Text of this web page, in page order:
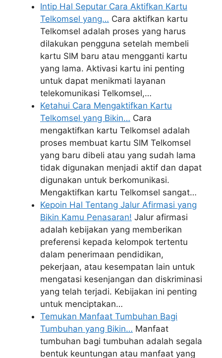
Intip Hal Seputar Cara Aktifkan Kartu
Telkomsel yang… Cara aktifkan kartu
Telkomsel adalah proses yang harus
dilakukan pengguna setelah membeli
kartu SIM baru atau mengganti kartu
yang lama. Aktivasi kartu ini penting
untuk dapat menikmati layanan
telekomunikasi Telkomsel,…
Ketahui Cara Mengaktifkan Kartu
Telkomsel yang Bikin… Cara
mengaktifkan kartu Telkomsel adalah
proses membuat kartu SIM Telkomsel
yang baru dibeli atau yang sudah lama
tidak digunakan menjadi aktif dan dapat
digunakan untuk berkomunikasi.
Mengaktifkan kartu Telkomsel sangat…
Kepoin Hal Tentang Jalur Afirmasi yang
Bikin Kamu Penasaran! Jalur afirmasi
adalah kebijakan yang memberikan
preferensi kepada kelompok tertentu
dalam penerimaan pendidikan,
pekerjaan, atau kesempatan lain untuk
mengatasi kesenjangan dan diskriminasi
yang telah terjadi. Kebijakan ini penting
untuk menciptakan…
Temukan Manfaat Tumbuhan Bagi
Tumbuhan yang Bikin… Manfaat
tumbuhan bagi tumbuhan adalah segala
bentuk keuntungan atau manfaat yang